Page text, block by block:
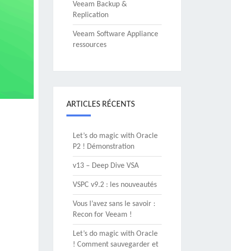
Veeam Backup &
Replication
Veeam Software Appliance
ressources
ARTICLES RÉCENTS
Let’s do magic with Oracle
P2 ! Démonstration
v13 – Deep Dive VSA
VSPC v9.2 : les nouveautés
Vous l’avez sans le savoir :
Recon for Veeam !
Let’s do magic with Oracle
! Comment sauvegarder et